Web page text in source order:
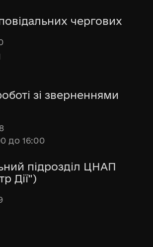
чергових
зі зверненнями
до 16:00
підрозділ ЦНАП
Дії")